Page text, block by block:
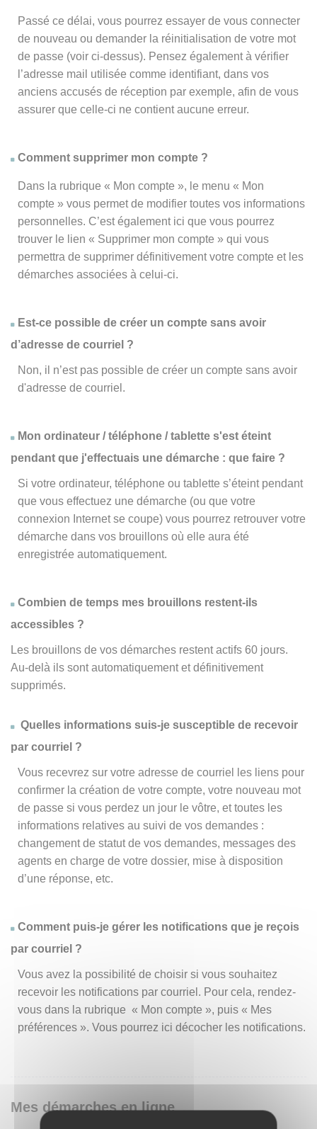
Passé ce délai, vous pourrez essayer de vous connecter
de nouveau ou demander la réinitialisation de votre mot
de passe (voir ci-dessus). Pensez également à vérifier
l’adresse mail utilisée comme identifiant, dans vos
anciens accusés de réception par exemple, afin de vous
assurer que celle-ci ne contient aucune erreur.
Comment supprimer mon compte ?
Dans la rubrique « Mon compte », le menu « Mon
compte » vous permet de modifier toutes vos informations
personnelles. C’est également ici que vous pourrez
trouver le lien « Supprimer mon compte » qui vous
permettra de supprimer définitivement votre compte et les
démarches associées à celui-ci.
Est-ce possible de créer un compte sans avoir
d’adresse de courriel ?
Non, il n’est pas possible de créer un compte sans avoir
d'adresse de courriel.
Mon ordinateur / téléphone / tablette s'est éteint
pendant que j'effectuais une démarche : que faire ?
Si votre ordinateur, téléphone ou tablette s’éteint pendant
que vous effectuez une démarche (ou que votre
connexion Internet se coupe) vous pourrez retrouver votre
démarche dans vos brouillons où elle aura été
enregistrée automatiquement.
Combien de temps mes brouillons restent-ils
accessibles ?
Les brouillons de vos démarches restent actifs 60 jours.
Au-delà ils sont automatiquement et définitivement
supprimés.
Quelles informations suis-je susceptible de recevoir
par courriel ?
Vous recevrez sur votre adresse de courriel les liens pour
confirmer la création de votre compte, votre nouveau mot
de passe si vous perdez un jour le vôtre, et toutes les
informations relatives au suivi de vos demandes :
changement de statut de vos demandes, messages des
agents en charge de votre dossier, mise à disposition
d’une réponse, etc.
Comment puis-je gérer les notifications que je reçois
par courriel ?
Vous avez la possibilité de choisir si vous souhaitez
recevoir les notifications par courriel. Pour cela, rendez-
vous dans la rubrique « Mon compte », puis « Mes
préférences ». Vous pourrez ici décocher les notifications.
Mes démarches en ligne